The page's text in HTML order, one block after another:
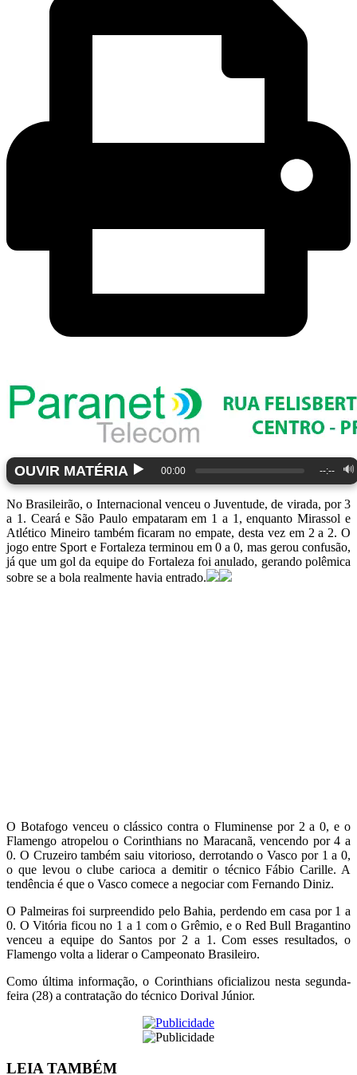
OUVIR MATÉRIA ▶️ 00:00 --:-- 🔊
No Brasileirão, o Internacional venceu o Juventude, de virada, por 3
a 1. Ceará e São Paulo empataram em 1 a 1, enquanto Mirassol e
Atlético Mineiro também ficaram no empate, desta vez em 2 a 2. O
jogo entre Sport e Fortaleza terminou em 0 a 0, mas gerou confusão,
já que um gol da equipe do Fortaleza foi anulado, gerando polêmica
sobre se a bola realmente havia entrado.
O Botafogo venceu o clássico contra o Fluminense por 2 a 0, e o
Flamengo atropelou o Corinthians no Maracanã, vencendo por 4 a
0. O Cruzeiro também saiu vitorioso, derrotando o Vasco por 1 a 0,
o que levou o clube carioca a demitir o técnico Fábio Carille. A
tendência é que o Vasco comece a negociar com Fernando Diniz.
O Palmeiras foi surpreendido pelo Bahia, perdendo em casa por 1 a
0. O Vitória ficou no 1 a 1 com o Grêmio, e o Red Bull Bragantino
venceu a equipe do Santos por 2 a 1. Com esses resultados, o
Flamengo volta a liderar o Campeonato Brasileiro.
Como última informação, o Corinthians oficializou nesta segunda-
feira (28) a contratação do técnico Dorival Júnior.
LEIA TAMBÉM